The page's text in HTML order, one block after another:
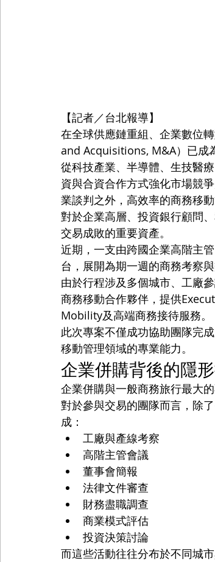
【記者／台北報導】
在全球供應鏈重組、企業數位
and Acquisitions, M&A）已成
從科技產業、半導體、生技醫
資與合資合作方式強化市場競
業談判之外，高效率的商務移
對於企業高層、投資銀行顧問
交易成敗的重要資產。
近期，一支由跨國企業高階主
台，展開為期一週的商務考察
由於行程涉及多個城市、工廠
商務移動合作夥伴，提供
Mobility及高端商務接待服務。
此次專案不僅成功協助團隊完
移動管理領域的專業能力。
企業併購背後的隱
企業併購與一般商務旅行最大
對於參與交易的團隊而言，除
成：
工廠與產線考察
高階主管會議
董事會簡報
法律文件審查
財務盡職調查
商業模式評估
投資決策討論
而這些活動往往分布於不同城市